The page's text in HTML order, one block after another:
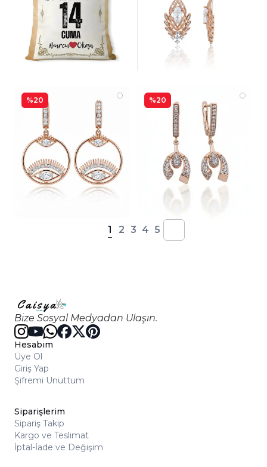
%20 %20
1 2 3 4 5
Bize Sosyal Medyadan Ulaşın.
Hesabım
Üye Ol
Giriş Yap
Şifremi Unuttum
Siparişlerim
Sipariş Takip
Kargo ve Teslimat
İptal-İade ve Değişim